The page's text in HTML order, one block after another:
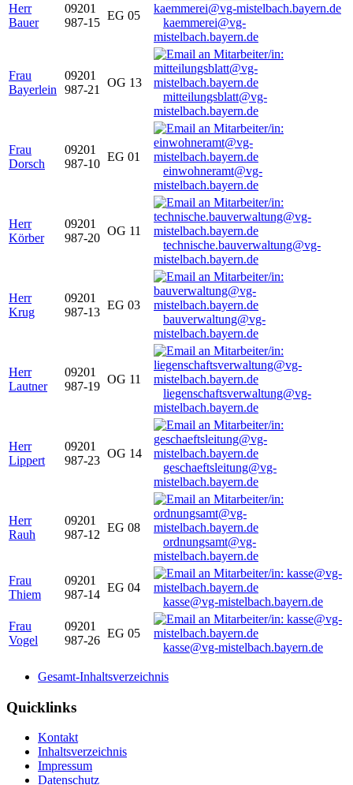
Herr
Bauer
09201
987-15
EG 05
kaemmerei@vg-
mistelbach.bayern.de
Frau
Bayerlein
09201
987-21
OG 13
mitteilungsblatt@vg-
mistelbach.bayern.de
Frau
Dorsch
09201
987-10
EG 01
einwohneramt@vg-
mistelbach.bayern.de
Herr
Körber
09201
987-20
OG 11
technische.bauverwaltung@vg-
mistelbach.bayern.de
Herr
Krug
09201
987-13
EG 03
bauverwaltung@vg-
mistelbach.bayern.de
Herr
Lautner
09201
987-19
OG 11
liegenschaftsverwaltung@vg-
mistelbach.bayern.de
Herr
Lippert
09201
987-23
OG 14
geschaeftsleitung@vg-
mistelbach.bayern.de
Herr
Rauh
09201
987-12
EG 08
ordnungsamt@vg-
mistelbach.bayern.de
Frau
Thiem
09201
987-14
EG 04
kasse@vg-mistelbach.bayern.de
Frau
Vogel
09201
987-26
EG 05
kasse@vg-mistelbach.bayern.de
Gesamt-Inhaltsverzeichnis
Quicklinks
Kontakt
Inhaltsverzeichnis
Impressum
Datenschutz